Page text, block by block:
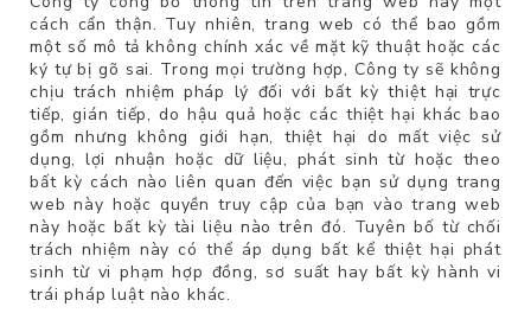
cách cẩn thận. Tuy nhiên, trang web có thể bao gồm
một số mô tả không chính xác về mặt kỹ thuật hoặc các
ký tự bị gõ sai. Trong mọi trường hợp, Công ty sẽ không
chịu trách nhiệm pháp lý đối với bất kỳ thiệt hại trực
tiếp, gián tiếp, do hậu quả hoặc các thiệt hại khác bao
gồm nhưng không giới hạn, thiệt hại do mất việc sử
dụng, lợi nhuận hoặc dữ liệu, phát sinh từ hoặc theo
bất kỳ cách nào liên quan đến việc bạn sử dụng trang
web này hoặc quyền truy cập của bạn vào trang web
này hoặc bất kỳ tài liệu nào trên đó. Tuyên bố từ chối
trách nhiệm này có thể áp dụng bất kể thiệt hại phát
sinh từ vi phạm hợp đồng, sơ suất hay bất kỳ hành vi
trái pháp luật nào khác.